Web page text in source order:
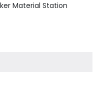
Material Station